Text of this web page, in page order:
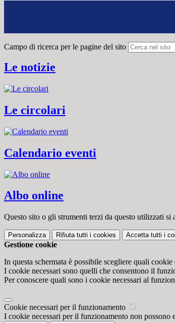
Campo di ricerca per le pagine del sito
Le notizie
Le circolari
Calendario eventi
Albo online
Questo sito o gli strumenti terzi da questo utilizzati
Personalizza Rifiuta tutti i cookies Accetta tutti i
Gestione cookie
In questa schermata è possibile scegliere quali cookie
I cookie necessari sono quelli che consentono il
Per conoscere quali sono i cookie necessari al
Cookie necessari per il funzionamento
I cookie necessari per il funzionamento non